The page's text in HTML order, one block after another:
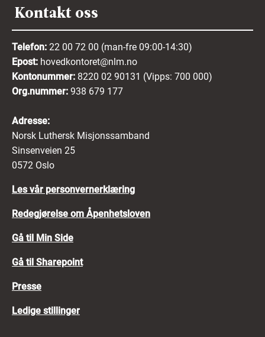
Kontakt oss
Telefon: 22 00 72 00 (man-fre 09:00-14:30)
Epost: hovedkontoret@nlm.no
Kontonummer: 8220 02 90131 (Vipps: 700 000)
Org.nummer: 938 679 177
Adresse:
Norsk Luthersk Misjonssamband
Sinsenveien 25
0572 Oslo
Les vår personvernerklæring
Redegjørelse om Åpenhetsloven
Gå til Min Side
Gå til Sharepoint
Presse
Ledige stillinger